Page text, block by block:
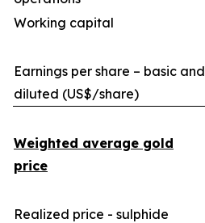
Working capital
Earnings per share – basic and
diluted (US$/share)
Weighted average gold
price
Realized price - sulphide